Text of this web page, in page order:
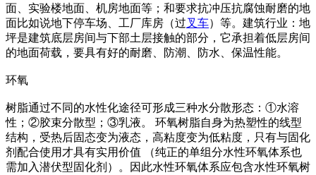
面、实验楼地面、机房地面等；和要求抗冲压抗腐蚀耐磨的地
面比如说地下停车场、工厂库房（过叉车）等。建筑行业：地
坪是建筑底层房间与下部土层接触的部分，它承担着低层房间
的地面荷载，要具有好的耐磨、防潮、防水、保温性能。
环氧
树脂通过不同的水性化途径可形成三种水分散形态：①水溶
性；②胶束分散型；③乳液。 环氧树脂自身为热塑性的线型
结构，受热后固态变为液态，高粘度变为低粘度，只有与固化
剂配合使用才具有实用价值 （纯正的单组分水性环氧体系也
需加入潜伏型固化剂）。因此水性环氧体系应包含水性环氧树